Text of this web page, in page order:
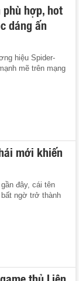
hợp, hot
dáng ấn
hiệu Spider-
mẽ trên mạng
mới khiến
đây, cái tên
ngờ trở thành